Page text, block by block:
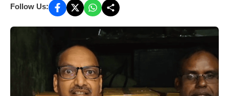
Follow Us: